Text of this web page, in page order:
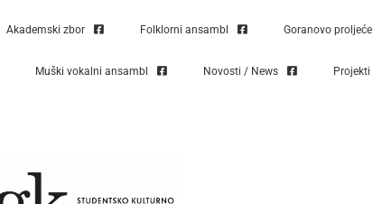
Akademski zbor Folklorni ansambl Goranovo proljeće
Muški vokalni ansambl Novosti / News Projekti